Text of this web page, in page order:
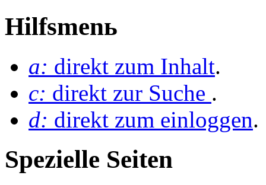
Hilfsmenь
a: direkt zum Inhalt.
c: direkt zur Suche .
d: direkt zum einloggen.
Spezielle Seiten